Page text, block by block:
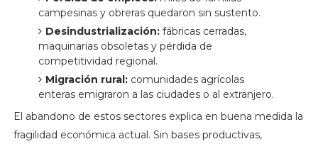
campesinas y obreras quedaron sin sustento.
Desindustrialización:fábricas cerradas,
maquinarias obsoletas y pérdida de
competitividad regional.
Migración rural:comunidades agrícolas
enteras emigraron a las ciudades o al extranjero.
El abandono de estos sectores explica en buena medida la
fragilidad económica actual. Sin bases productivas,